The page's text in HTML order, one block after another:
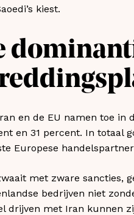
kiest.
en de EU namen toe in
en 31 percent. In totaal
Europese
met zware sancties,
bedrijven niet
drijven met Iran kunnen